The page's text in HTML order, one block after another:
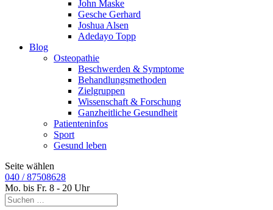
John Maske
Gesche Gerhard
Joshua Alsen
Adedayo Topp
Blog
Osteopathie
Beschwerden & Symptome
Behandlungsmethoden
Zielgruppen
Wissenschaft & Forschung
Ganzheitliche Gesundheit
Patienteninfos
Sport
Gesund leben
Seite wählen
040 / 87508628
Mo. bis Fr. 8 - 20 Uhr